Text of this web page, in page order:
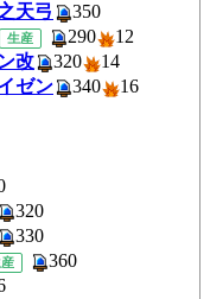
天弓
生産 290
改 320
ゼン 340
320
330
360